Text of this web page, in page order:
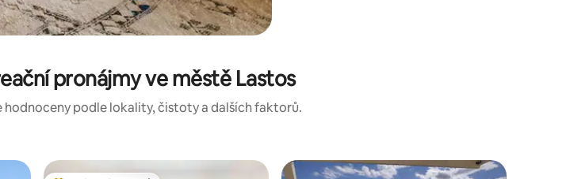
pronájmy ve městě Lastos
podle lokality, čistoty a dalších faktorů.